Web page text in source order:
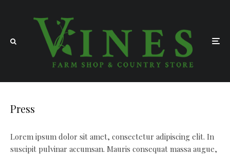
Press
Lorem ipsum dolor sit amet, consectetur adipiscing elit. In
suscipit pulvinar accumsan. Mauris consequat massa augue,